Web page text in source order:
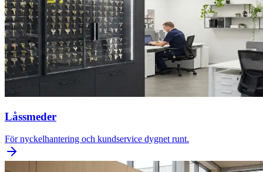
Låssmeder
För nyckelhantering och kundservice dygnet runt.